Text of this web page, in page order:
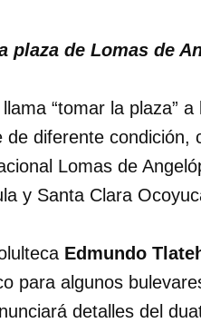
plaza de Lomas de
“tomar la plaza”
de diferente condición,
Lomas de
y Santa Clara
Edmundo
para algunos
detalles del